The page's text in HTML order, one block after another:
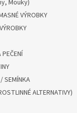
Mouky)
VÝROBKY
PEČENÍ
SEMÍNKA
ALTERNATIVY)